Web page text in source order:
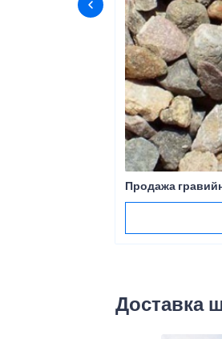
Продажа
Доставка